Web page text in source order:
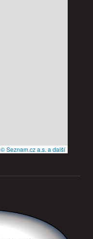
© Seznam.cz a.s. a další